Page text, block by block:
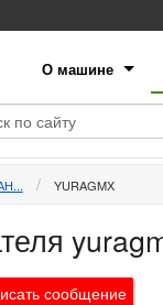
О машине
YURAGMX
сообщение